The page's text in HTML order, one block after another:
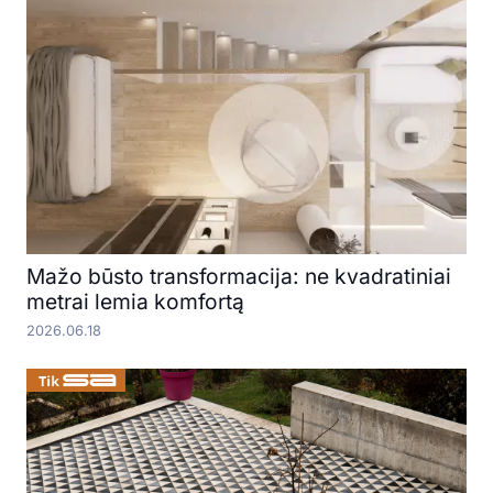
Mažo būsto transformacija: ne kvadratiniai
metrai lemia komfortą
2026.06.18